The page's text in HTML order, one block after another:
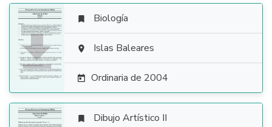

 Biología
 Islas Baleares
 Ordinaria de 2004
 Dibujo Artístico II